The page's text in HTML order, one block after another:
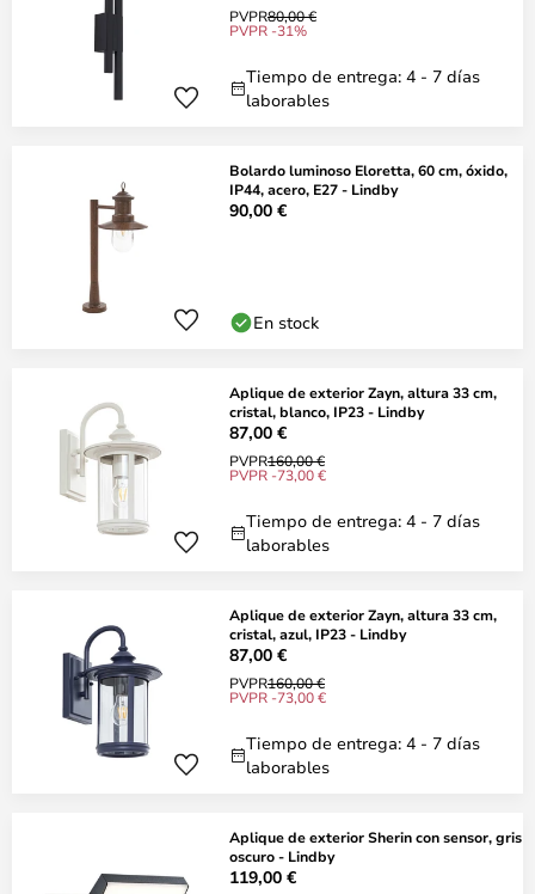
PVPR80,00 €
PVPR -31%
Tiempo de entrega: 4 - 7 días
laborables
Bolardo luminoso Eloretta, 60 cm, óxido,
IP44, acero, E27 - Lindby
90,00 €
En stock
Aplique de exterior Zayn, altura 33 cm,
cristal, blanco, IP23 - Lindby
87,00 €
PVPR160,00 €
PVPR -73,00 €
Tiempo de entrega: 4 - 7 días
laborables
Aplique de exterior Zayn, altura 33 cm,
cristal, azul, IP23 - Lindby
87,00 €
PVPR160,00 €
PVPR -73,00 €
Tiempo de entrega: 4 - 7 días
laborables
Aplique de exterior Sherin con sensor, gris
oscuro - Lindby
119,00 €